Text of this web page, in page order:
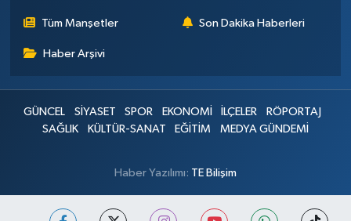
Tüm Manşetler Son Dakika Haberleri
Haber Arşivi
GÜNCEL SİYASET SPOR EKONOMİ İLÇELER
RÖPORTAJ
SAĞLIK
KÜLTÜR-SANAT EĞİTİM MEDYA GÜNDEMİ
Haber Yazılımı: TE Bilişim